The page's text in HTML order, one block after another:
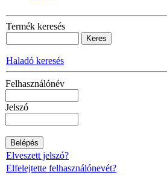
Termék keresés
Haladó keresés
Felhasználónév
Jelszó
Elveszett jelszó?
Elfelejtette felhasználónevét?